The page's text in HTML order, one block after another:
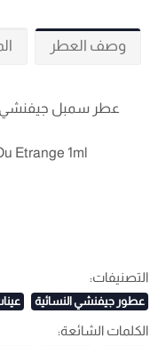
وصف العطر
عطر سمبل جيفنشي أنج أو
Etrange 1ml
التصنيفات:
عطور جيفنشي النسائية
الكلمات الشائعة: